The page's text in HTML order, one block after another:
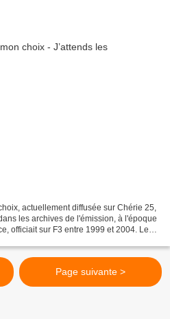
actuellement diffusée sur Chérie 25,
les archives de l'émission, à l'époque
officiait sur F3 entre 1999 et 2004. Le
Page suivante >